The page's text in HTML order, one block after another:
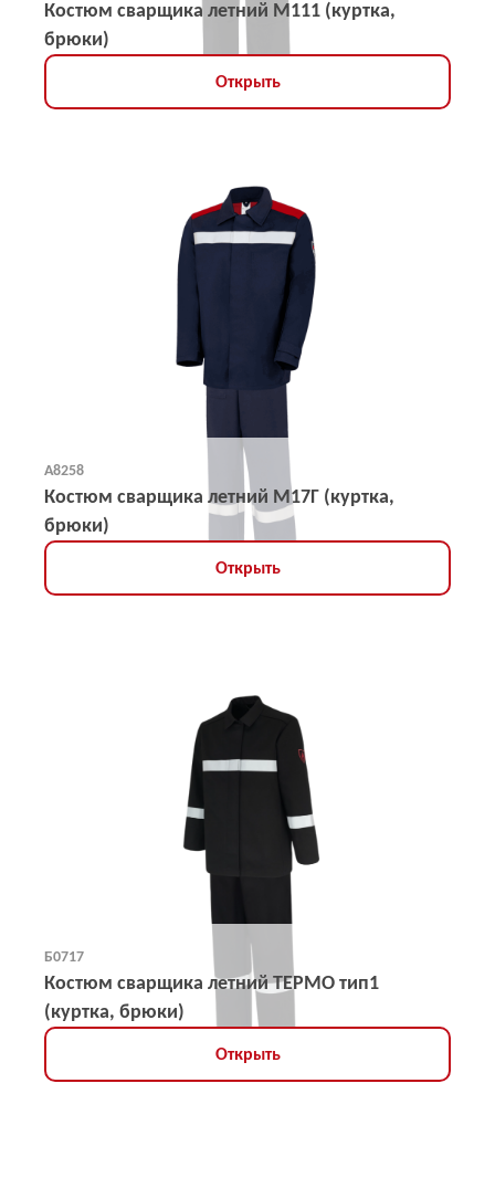
Костюм сварщика летний М111 (куртка,
брюки)
Открыть
А8258
Костюм сварщика летний М17Г (куртка,
брюки)
Открыть
Б0717
Костюм сварщика летний ТЕРМО тип1
(куртка, брюки)
Открыть